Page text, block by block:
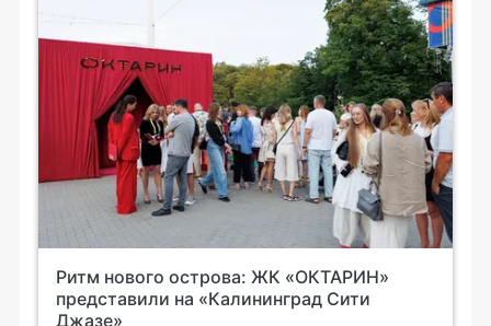
Ритм нового острова: ЖК «ОКТАРИН»
представили на «Калининград Сити
Джазе»